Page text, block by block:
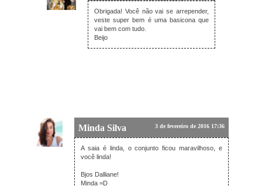
3 de fevereiro de 2016 21:05
Obrigada! Você não vai se arrepender,
veste super bem é uma basicona que
vai bem com tudo.
Beijo
Minda Silva 3 de fevereiro de 2016 17:36
A saia é linda, o conjunto ficou maravilhoso, e
você linda!
Bjos Dalliane!
Minda =D